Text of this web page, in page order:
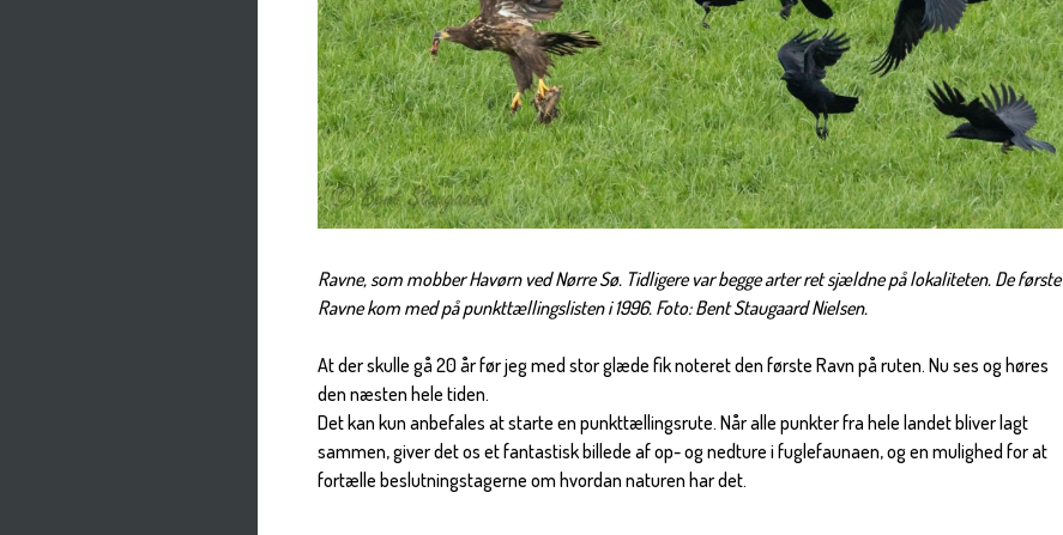
Ravne, som mobber Havørn ved Nørre Sø. Tidligere var begge arter ret sjældne på lokaliteten. De første
Ravne kom med på punkttællingslisten i 1996. Foto: Bent Staugaard Nielsen.
At der skulle gå 20 år før jeg med stor glæde fik noteret den første Ravn på ruten. Nu ses og høres
den næsten hele tiden.
Det kan kun anbefales at starte en punkttællingsrute. Når alle punkter fra hele landet bliver lagt
sammen, giver det os et fantastisk billede af op- og nedture i fuglefaunaen, og en mulighed for at
fortælle beslutningstagerne om hvordan naturen har det.